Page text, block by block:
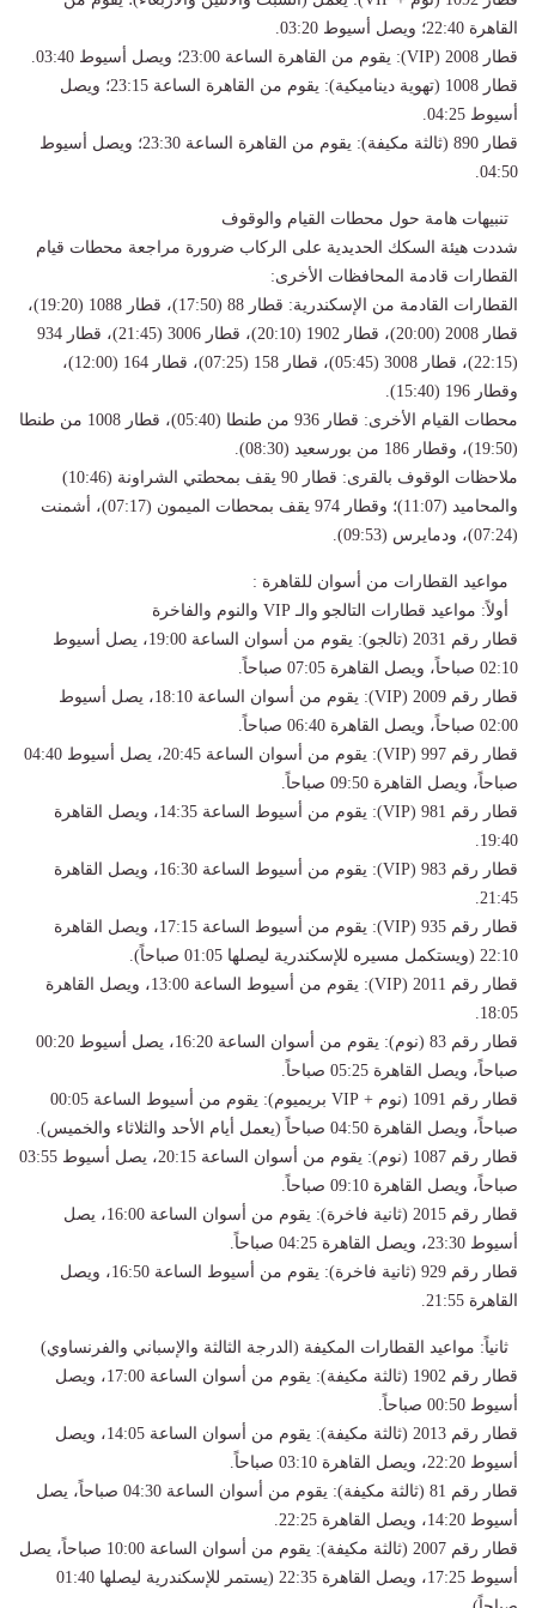
القاهرة 22:40؛ ويصل أسيوط 03:20.
قطار 2008 (VIP): يقوم من القاهرة الساعة 23:00؛ ويصل أسيوط 03:40.
قطار 1008 (تهوية ديناميكية): يقوم من القاهرة الساعة 23:15؛ ويصل
أسيوط 04:25.
قطار 890 (ثالثة مكيفة): يقوم من القاهرة الساعة 23:30؛ ويصل أسيوط
04:50.
تنبيهات هامة حول محطات القيام والوقوف
شددت هيئة السكك الحديدية على الركاب ضرورة مراجعة محطات قيام
القطارات قادمة المحافظات الأخرى:
القطارات القادمة من الإسكندرية: قطار 88 (17:50)، قطار 1088 (19:20)،
قطار 2008 (20:00)، قطار 1902 (20:10)، قطار 3006 (21:45)، قطار 934
(22:15)، قطار 3008 (05:45)، قطار 158 (07:25)، قطار 164 (12:00)،
وقطار 196 (15:40).
محطات القيام الأخرى: قطار 936 من طنطا (05:40)، قطار 1008 من طنطا
(19:50)، وقطار 186 من بورسعيد (08:30).
ملاحظات الوقوف بالقرى: قطار 90 يقف بمحطتي الشراونة (10:46)
والمحاميد (11:07)؛ وقطار 974 يقف بمحطات الميمون (07:17)، أشمنت
(07:24)، ودمايرس (09:53).
مواعيد القطارات من أسوان للقاهرة :
أولاً: مواعيد قطارات التالجو والـ VIP والنوم والفاخرة
قطار رقم 2031 (تالجو): يقوم من أسوان الساعة 19:00، يصل أسيوط
02:10 صباحاً، ويصل القاهرة 07:05 صباحاً.
قطار رقم 2009 (VIP): يقوم من أسوان الساعة 18:10، يصل أسيوط
02:00 صباحاً، ويصل القاهرة 06:40 صباحاً.
قطار رقم 997 (VIP): يقوم من أسوان الساعة 20:45، يصل أسيوط 04:40
صباحاً، ويصل القاهرة 09:50 صباحاً.
قطار رقم 981 (VIP): يقوم من أسيوط الساعة 14:35، ويصل القاهرة
19:40.
قطار رقم 983 (VIP): يقوم من أسيوط الساعة 16:30، ويصل القاهرة
21:45.
قطار رقم 935 (VIP): يقوم من أسيوط الساعة 17:15، ويصل القاهرة
22:10 (ويستكمل مسيره للإسكندرية ليصلها 01:05 صباحاً).
قطار رقم 2011 (VIP): يقوم من أسيوط الساعة 13:00، ويصل القاهرة
18:05.
قطار رقم 83 (نوم): يقوم من أسوان الساعة 16:20، يصل أسيوط 00:20
صباحاً، ويصل القاهرة 05:25 صباحاً.
قطار رقم 1091 (نوم + VIP بريميوم): يقوم من أسيوط الساعة 00:05
صباحاً، ويصل القاهرة 04:50 صباحاً (يعمل أيام الأحد والثلاثاء والخميس).
قطار رقم 1087 (نوم): يقوم من أسوان الساعة 20:15، يصل أسيوط 03:55
صباحاً، ويصل القاهرة 09:10 صباحاً.
قطار رقم 2015 (ثانية فاخرة): يقوم من أسوان الساعة 16:00، يصل
أسيوط 23:30، ويصل القاهرة 04:25 صباحاً.
قطار رقم 929 (ثانية فاخرة): يقوم من أسيوط الساعة 16:50، ويصل
القاهرة 21:55.
ثانياً: مواعيد القطارات المكيفة (الدرجة الثالثة والإسباني والفرنساوي)
قطار رقم 1902 (ثالثة مكيفة): يقوم من أسوان الساعة 17:00، ويصل
أسيوط 00:50 صباحاً.
قطار رقم 2013 (ثالثة مكيفة): يقوم من أسوان الساعة 14:05، ويصل
أسيوط 22:20، ويصل القاهرة 03:10 صباحاً.
قطار رقم 81 (ثالثة مكيفة): يقوم من أسوان الساعة 04:30 صباحاً، يصل
أسيوط 14:20، ويصل القاهرة 22:25.
قطار رقم 2007 (ثالثة مكيفة): يقوم من أسوان الساعة 10:00 صباحاً، يصل
أسيوط 17:25، ويصل القاهرة 22:35 (يستمر للإسكندرية ليصلها 01:40